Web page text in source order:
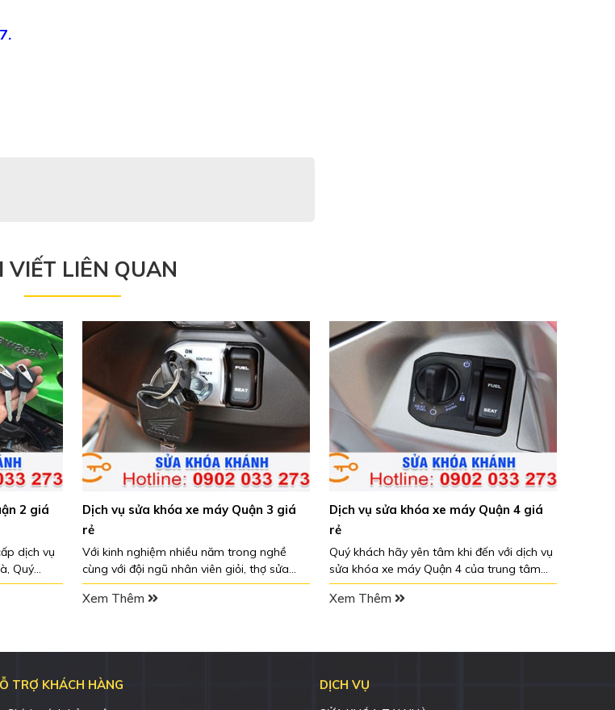
VIẾT LIÊN QUAN
khóa xe máy Quận 3 giá
nhiều năm trong nghề
nhân viên giỏi, thợ sửa
Quận 3 của Khánh sẽ đem
vụ tốt nhất cho khách
Dịch vụ sửa khóa xe máy Quận 4 giá
Quý khách hãy yên tâm khi đến với dịch vụ
sửa khóa xe máy Quận 4 của trung tâm
sửa khóa Khánh, tất cả những thắc mắc
của khách hàng sẽ được chúng tôi giải
Dịch vụ sửa khóa xe máy Quận
rẻ
Sửa khóa xe máy Quận 5 giá rẻ,
quý khách alo theo số 0902 033
sửa khóa Khánh sẽ có mặt nhanh
trong thời gian từ 15 - 20 phút khi
Xem Thêm
TRỢ KHÁCH HÀNG DỊCH VỤ